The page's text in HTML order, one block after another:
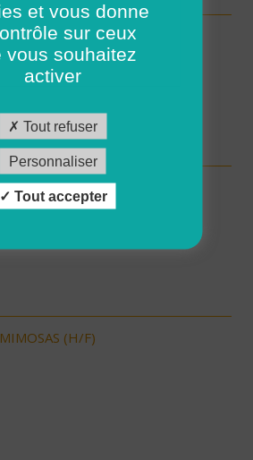
(H/F)
(H/F)
(H/F)
et vous donne
sur ceux
vous souhaitez
activer
Tout refuser
Personnaliser
Tout accepter